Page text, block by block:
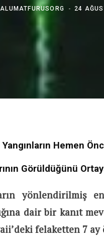
24
Hemen
Görüldüğünü
yönlendirilmiş
dair bir kanıt
felaketten 7 ay